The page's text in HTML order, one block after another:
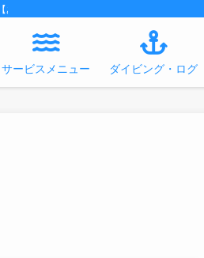
くあの時間】におまかせください！
サービスメニュー ダイビング・ログ